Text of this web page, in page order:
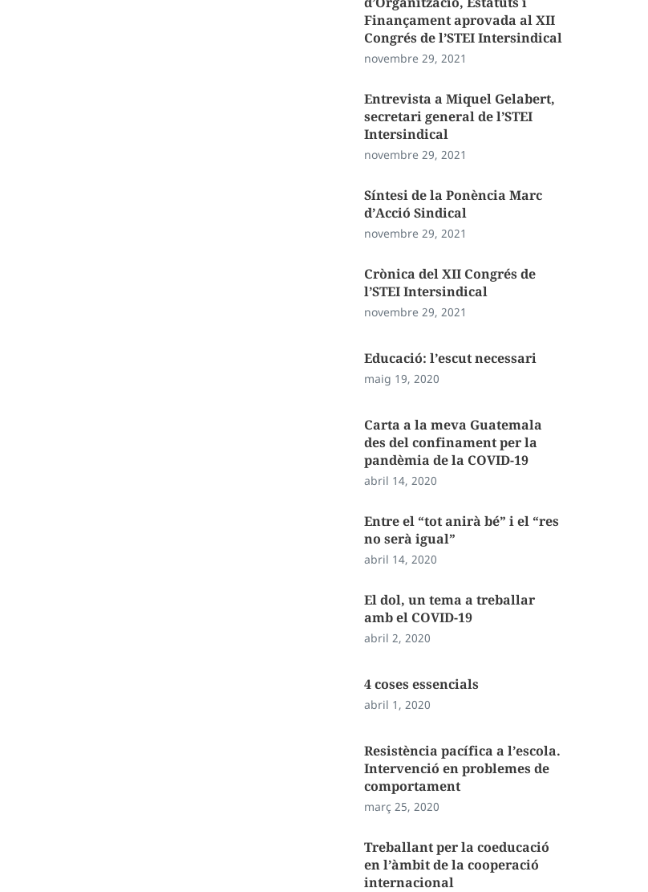
Finançament aprovada al XII
Congrés de l’STEI Intersindical
novembre 29, 2021
Entrevista a Miquel Gelabert,
secretari general de l’STEI
Intersindical
novembre 29, 2021
Síntesi de la Ponència Marc
d’Acció Sindical
novembre 29, 2021
Crònica del XII Congrés de
l’STEI Intersindical
novembre 29, 2021
Educació: l’escut necessari
maig 19, 2020
Carta a la meva Guatemala
des del confinament per la
pandèmia de la COVID-19
abril 14, 2020
Entre el “tot anirà bé” i el “res
no serà igual”
abril 14, 2020
El dol, un tema a treballar
amb el COVID-19
abril 2, 2020
4 coses essencials
abril 1, 2020
Resistència pacífica a l’escola.
Intervenció en problemes de
comportament
març 25, 2020
Treballant per la coeducació
en l’àmbit de la cooperació
internacional